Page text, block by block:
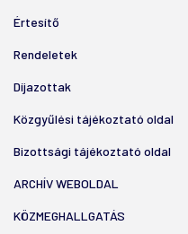
Értesítő
Rendeletek
Díjazottak
Közgyűlési tájékoztató oldal
Bizottsági tájékoztató oldal
ARCHÍV WEBOLDAL
KÖZMEGHALLGATÁS